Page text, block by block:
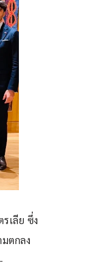
เลีย ซึ่ง
ตกลง